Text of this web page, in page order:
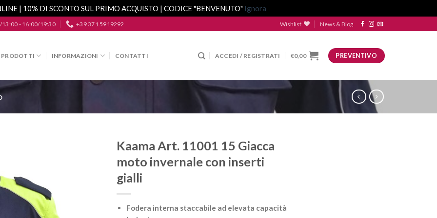
| 10% DI SCONTO SUL PRIMO ACQUISTO | CODICE "BENVENUTO" Ignora
13:00 - 16:00/19:30 +39 371 5919292 Wishlist News & Blog
PRODOTTI INFORMAZIONI CONTATTI ACCEDI / REGISTRATI €0,00 PREVENTIVO
Kaama Art. 11001 15 Giacca
moto invernale con inserti
gialli
Fodera interna staccabile ad elevata capacità